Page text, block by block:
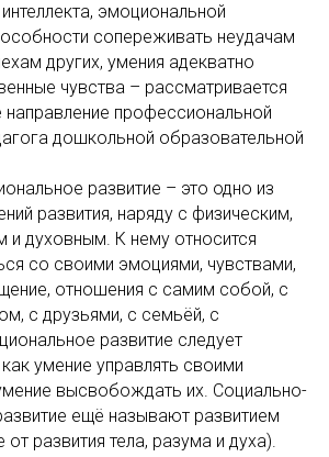
эмоциональной
сопереживать неудачам
других, умения адекватно
чувства – рассматривается
направление профессиональной
дошкольной образовательной
развитие – это одно из
развития, наряду с физическим,
и духовным. К нему относится
со своими эмоциями, чувствами,
отношения с самим собой, с
с друзьями, с семьёй, с
развитие следует
умение управлять своими
высвобождать их. Социально-
ещё называют развитием
от развития тела, разума и духа).